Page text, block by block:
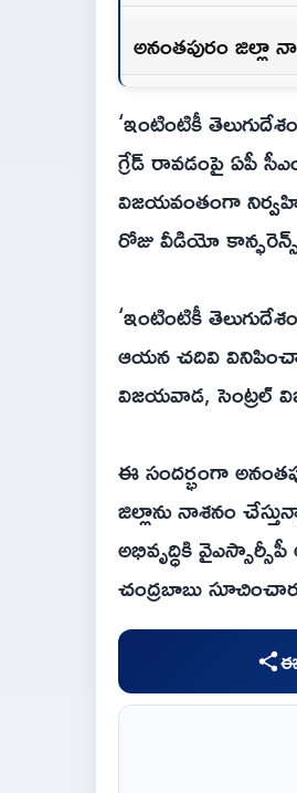
అనంతపురం
‘ఇంటింటికీ
గ్రేడ్ రావడంపై ఏపీ
విజయవంతంగా
రోజు వీడియో
‘ఇంటింటికీ
ఆయన చదివి
విజయవాడ, సెంట్రల్
ఈ సందర్భంగా
జిల్లాను నాశనం
అభివృద్ధికి
చంద్రబాబు